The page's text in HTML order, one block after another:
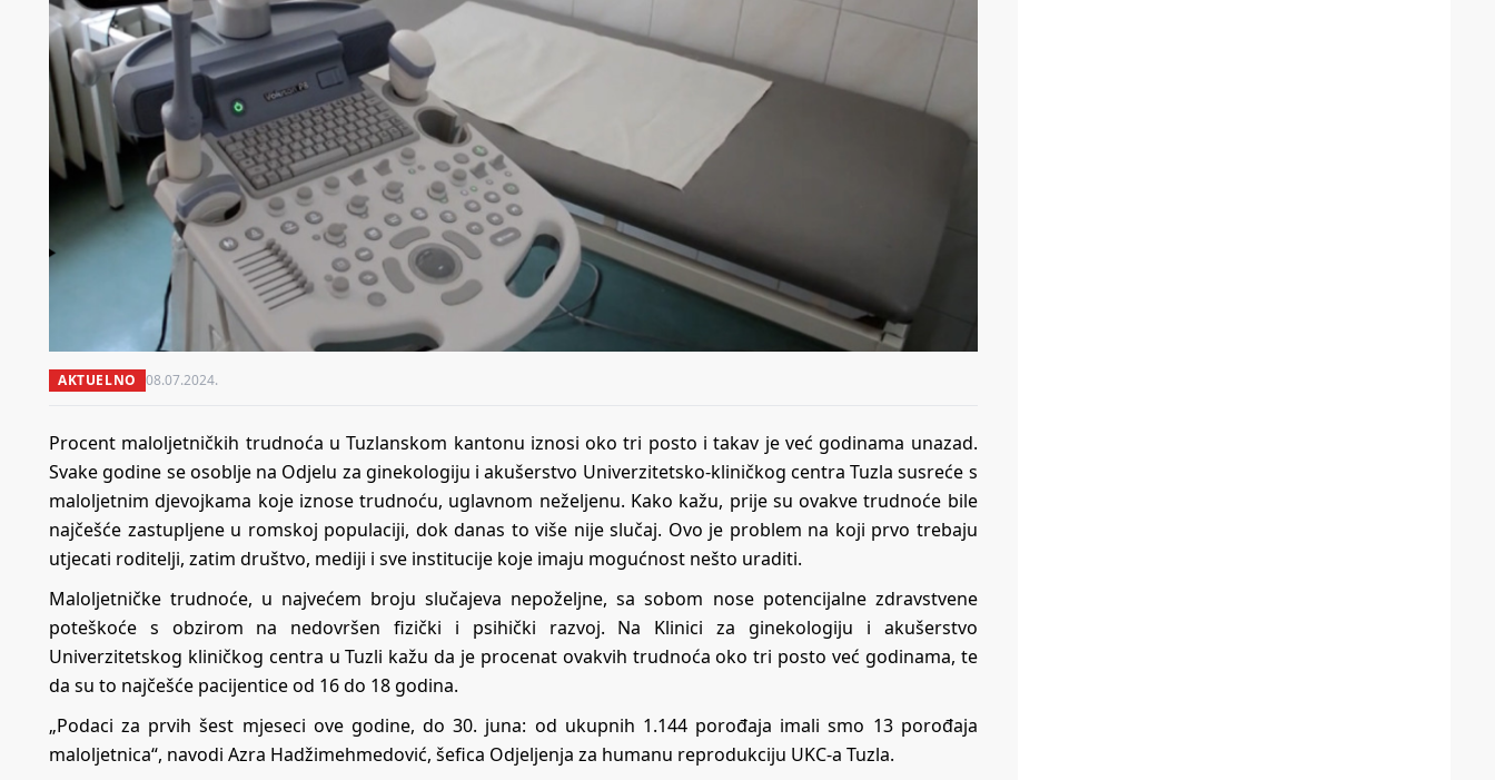
AKTUELNO 08.07.2024.
Procent maloljetničkih trudnoća u Tuzlanskom kantonu iznosi oko tri posto i takav je već godinama unazad.
Svake godine se osoblje na Odjelu za ginekologiju i akušerstvo Univerzitetsko-kliničkog centra Tuzla susreće s
maloljetnim djevojkama koje iznose trudnoću, uglavnom neželjenu. Kako kažu, prije su ovakve trudnoće bile
najčešće zastupljene u romskoj populaciji, dok danas to više nije slučaj. Ovo je problem na koji prvo trebaju
utjecati roditelji, zatim društvo, mediji i sve institucije koje imaju mogućnost nešto uraditi.
Maloljetničke trudnoće, u najvećem broju slučajeva nepoželjne, sa sobom nose potencijalne zdravstvene
poteškoće s obzirom na nedovršen fizički i psihički razvoj. Na Klinici za ginekologiju i akušerstvo
Univerzitetskog kliničkog centra u Tuzli kažu da je procenat ovakvih trudnoća oko tri posto već godinama, te
da su to najčešće pacijentice od 16 do 18 godina.
„Podaci za prvih šest mjeseci ove godine, do 30. juna: od ukupnih 1.144 porođaja imali smo 13 porođaja
maloljetnica“, navodi Azra Hadžimehmedović, šefica Odjeljenja za humanu reprodukciju UKC-a Tuzla.